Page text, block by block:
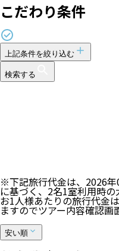
こだわり条件
上記条件を絞り込む
検索する
※下記旅行代金は、 2026
に基づく、2名1室利用時の
お1人様あたりの旅行代金
ますのでツアー内容確認
安い順